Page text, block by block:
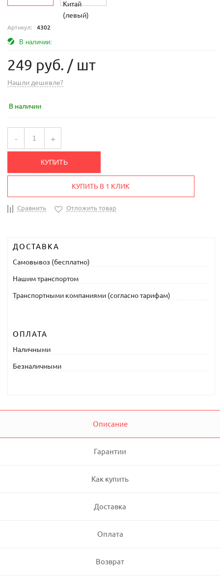
Артикул: 4302
В наличии:
249 руб. / шт
Нашли дешевле?
В наличии
- +
КУПИТЬ
КУПИТЬ В 1 КЛИК
Сравнить Отложить товар
ДОСТАВКА
Самовывоз (бесплатно)
Нашим транспортом
Транспортными компаниями (согласно тарифам)
ОПЛАТА
Наличными
Безналичными
Описание
Гарантии
Как купить
Доставка
Оплата
Возврат